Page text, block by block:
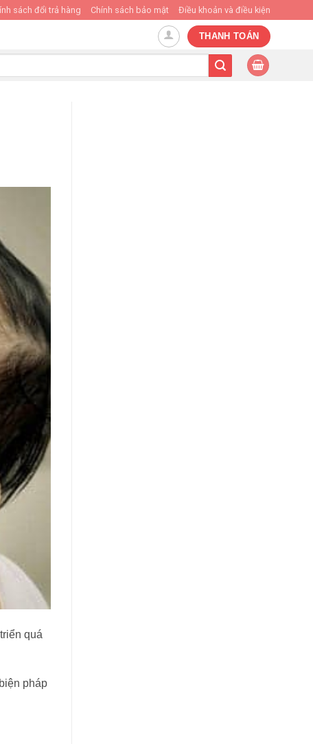
sách đổi trả hàng Chính sách bảo mật Điều khoản và điều kiện
THANH TOÁN
quá
pháp